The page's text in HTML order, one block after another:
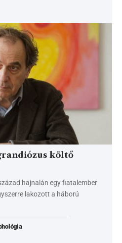
költő
hajnalán egy fiatalember
lakozott a háború